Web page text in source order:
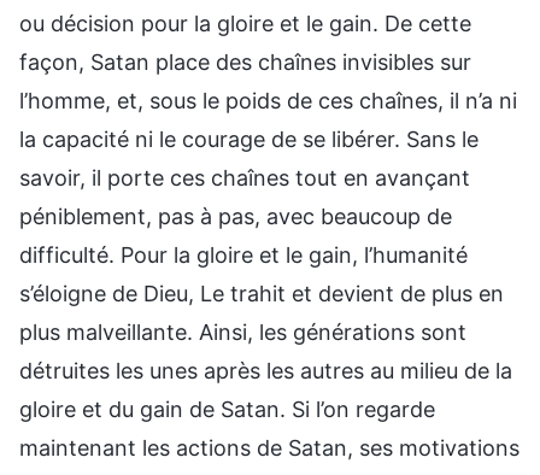
ou décision pour la gloire et le gain. De cette
façon, Satan place des chaînes invisibles sur
l’homme, et, sous le poids de ces chaînes, il n’a ni
la capacité ni le courage de se libérer. Sans le
savoir, il porte ces chaînes tout en avançant
péniblement, pas à pas, avec beaucoup de
difficulté. Pour la gloire et le gain, l’humanité
s’éloigne de Dieu, Le trahit et devient de plus en
plus malveillante. Ainsi, les générations sont
détruites les unes après les autres au milieu de la
gloire et du gain de Satan. Si l’on regarde
maintenant les actions de Satan, ses motivations